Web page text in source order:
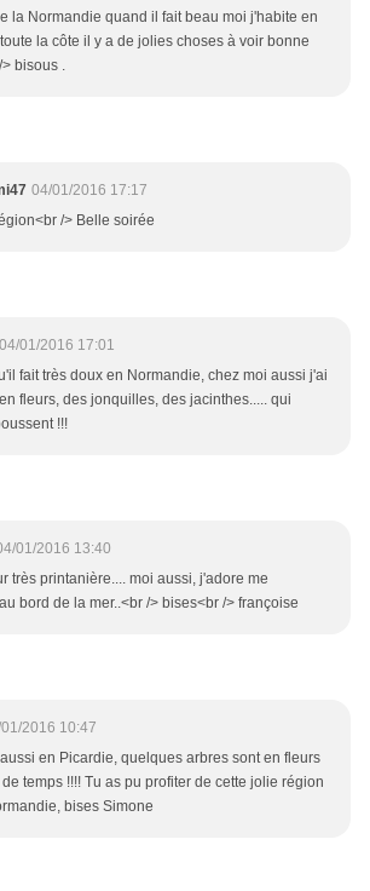
la Normandie quand il fait beau moi j'habite en
la côte il y a de jolies choses à voir bonne
bisous .
04/01/2016 17:17
/> Belle soirée
04/01/2016 17:01
fait très doux en Normandie, chez moi aussi j'ai
fleurs, des jonquilles, des jacinthes..... qui
!!!
01/2016 13:40
très printanière.... moi aussi, j'adore me
bord de la mer..<br /> bises<br /> françoise
2016 10:47
en Picardie, quelques arbres sont en fleurs
temps !!!! Tu as pu profiter de cette jolie région
bises Simone